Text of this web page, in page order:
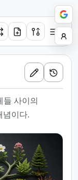
들 사이의
념이다.